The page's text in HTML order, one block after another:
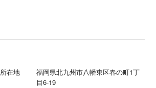
所在地
福岡県北九州市八幡東区春の町1丁
目6-19